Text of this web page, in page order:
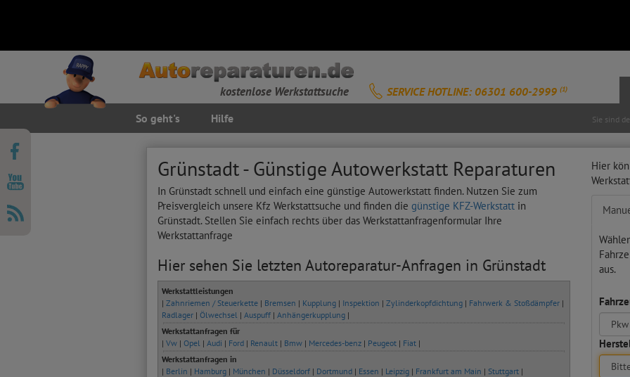
kostenlose Werkstattsuche SERVICE HOTLINE: 06301 600-2999 (1)
So geht's Hilfe Sie sind
Grünstadt - Günstige Autowerkstatt Reparaturen
In Grünstadt schnell und einfach eine günstige Autowerkstatt finden. Nutzen Sie zum
Preisvergleich unsere Kfz Werkstattsuche und finden die günstige KFZ-Werkstattin
Grünstadt. Stellen Sie einfach rechts über das Werkstattanfragenformular Ihre
Werkstattanfrage
Hier sehen Sie letzten Autoreparatur-Anfragen in Grünstadt
Werkstattleistungen
| Zahnriemen / Steuerkette| Bremsen | Kupplung| Inspektion | Zylinderkopfdichtung| Fahrwerk & Stoßdämpfer|
Radlager| Ölwechsel| Auspuff| Anhängerkupplung|
Werkstattanfragen für
| Vw| Opel| Audi | Ford| Renault| Bmw| Mercedes-benz| Peugeot| Fiat|
Werkstattanfragen in
| Berlin | Hamburg| München | Düsseldorf| Dortmund| Essen | Leipzig| Frankfurt am Main | Stuttgart|
Hier
aus.